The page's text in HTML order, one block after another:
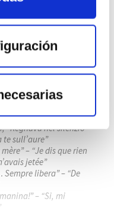
DE
“Regnava nel silenzio” –
te sull’aure”
– “Je dis que rien
jetée”
libera” – “De
– “Si, mi